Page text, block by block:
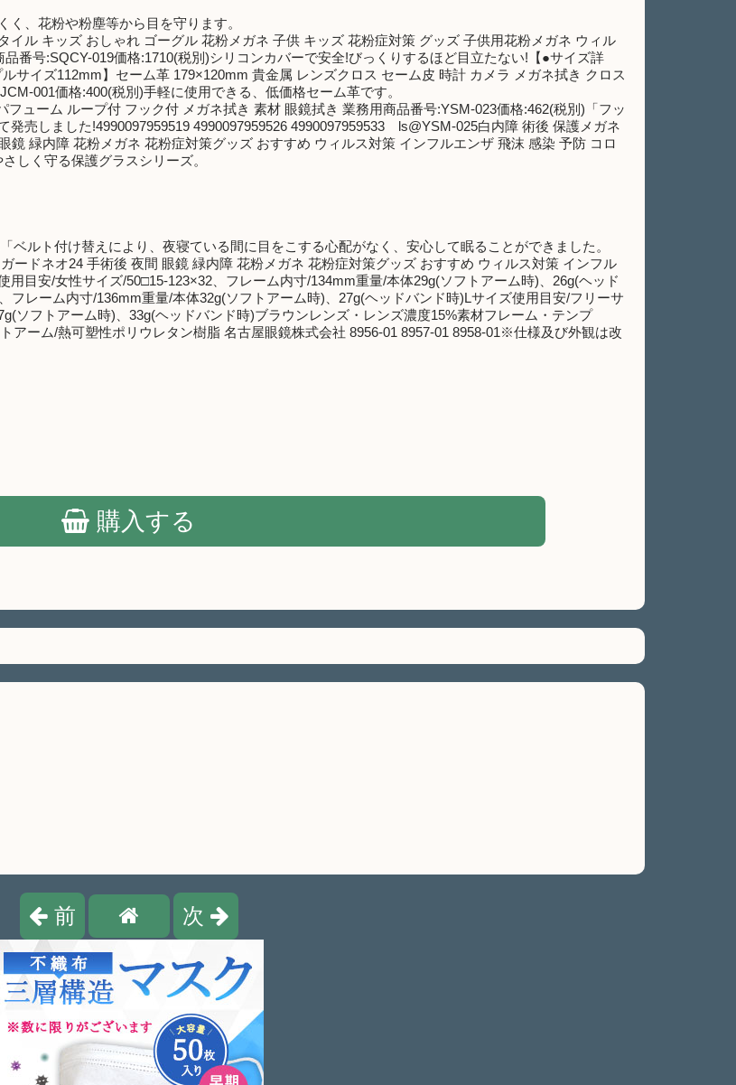
、花粉や粉塵等から目を守ります。
ル キッズ おしゃれ ゴーグル 花粉メガネ 子供 キッズ 花粉症対策 グッズ 子供用花粉メガネ ウィル
番号:SQCY-019価格:1710(税別)シリコンカバーで安全!びっくりするほど目立たない!【●サイズ詳
サイズ112mm】セーム革 179×120mm 貴金属 レンズクロス セーム皮 時計 カメラ メガネ拭き クロス
001価格:400(税別)手軽に使用できる、低価格セーム革です。
ューム ループ付 フック付 メガネ拭き 素材 眼鏡拭き 業務用商品番号:YSM-023価格:462(税別)「フッ
売しました!4990097959519 4990097959526 4990097959533 ls@YSM-025白内障 術後 保護メガネ
鏡 緑内障 花粉メガネ 花粉症対策グッズ おすすめ ウィルス対策 インフルエンザ 飛沫 感染 予防 コロ
しく守る保護グラスシリーズ。
ベルト付け替えにより、夜寝ている間に目をこする心配がなく、安心して眠ることができました。
ードネオ24 手術後 夜間 眼鏡 緑内障 花粉メガネ 花粉症対策グッズ おすすめ ウィルス対策 インフル
目安/女性サイズ/50□15-123×32、フレーム内寸/134mm重量/本体29g(ソフトアーム時)、26g(ヘッド
レーム内寸/136mm重量/本体32g(ソフトアーム時)、27g(ヘッドバンド時)Lサイズ使用目安/フリーサ
ソフトアーム時)、33g(ヘッドバンド時)ブラウンレンズ・レンズ濃度15%素材フレーム・テンプ
アーム/熱可塑性ポリウレタン樹脂 名古屋眼鏡株式会社 8956-01 8957-01 8958-01※仕様及び外観は改
購入する
前 次